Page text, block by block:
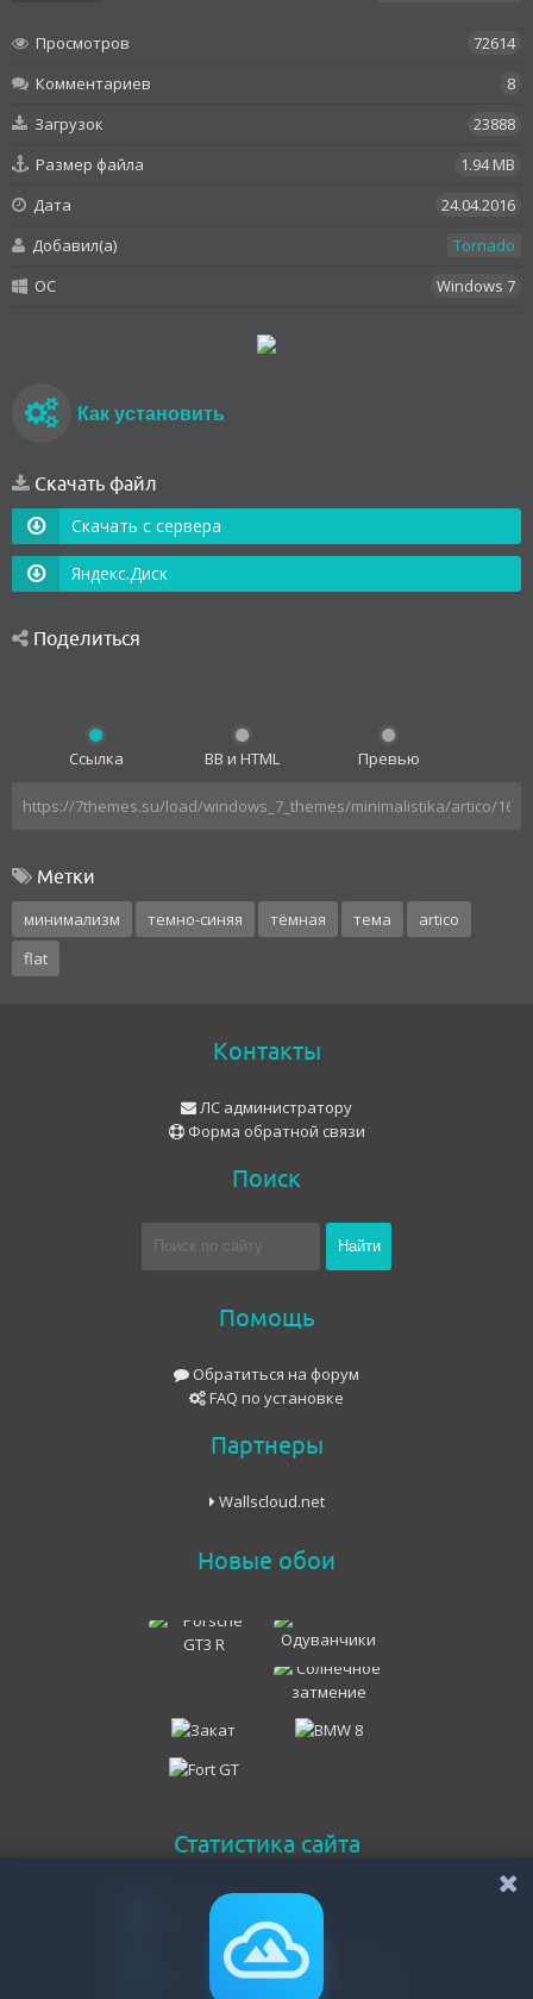
Просмотров
72614
Комментариев
8
Загрузок
23888
Размер файла
1.94 MB
Дата
24.04.2016
Добавил(а)
Tornado
OC
Windows 7
Как установить
Скачать файл
Скачать с сервера
Яндекс.Диск
Поделиться
Ссылка BB и HTML Превью
Метки
минимализм темно-синяя тёмная тема
artico
flat
Контакты
ЛС администратору
Форма обратной связи
Поиск
Помощь
Обратиться на форум
FAQ по установке
Партнеры
Wallscloud.net
Новые обои
Статистика сайта
Онлайн всего
Гостей